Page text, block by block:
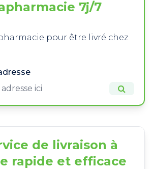
7j/7
pour être livré chez
de livraison à
rapide et efficace